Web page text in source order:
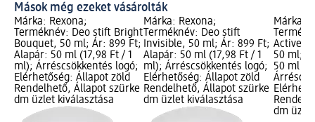
Mások még ezeket vásárolták
Márka: Rexona;
Terméknév: Deo stift Bright
Bouquet, 50 ml; Ár: 899 Ft;
Alapár: 50 ml (17,98 Ft / 1
ml); Árréscsökkentés logó;
Elérhetőség: Állapot zöld
Rendelhető, Állapot szürke
dm üzlet kiválasztása
Márka: Rexona;
Terméknév: Deo stift
Invisible, 50 ml; Ár: 899 Ft;
Alapár: 50 ml (17,98 Ft / 1
ml); Árréscsökkentés logó;
Elérhetőség: Állapot zöld
Rendelhető, Állapot szürke
dm üzlet kiválasztása
Márka:
Active
50 ml;
50 ml
dm